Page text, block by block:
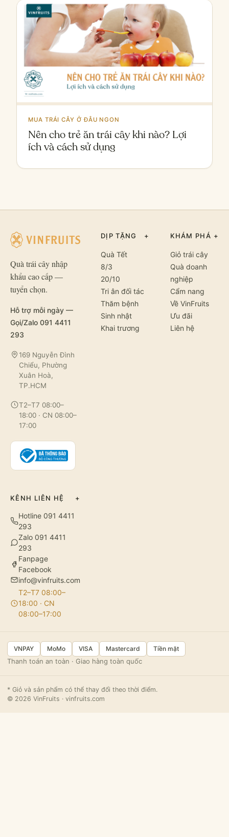
MUA TRÁI CÂY Ở ĐÂU NGON
Nên cho trẻ ăn trái cây khi nào? Lợi
ích và cách sử dụng
Quà trái cây nhập
khẩu cao cấp —
tuyển chọn.
Hỗ trợ mỗi ngày —
Gọi/Zalo 091 4411
293
169 Nguyễn Đình
Chiểu, Phường
Xuân Hoà,
TP.HCM
T2–T7 08:00–
18:00 · CN 08:00–
17:00
DỊP TẶNG +
Quà Tết
8/3
20/10
Tri ân đối tác
Thăm bệnh
Sinh nhật
Khai trương
KHÁM PHÁ +
Giỏ trái cây
Quà doanh
nghiệp
Cẩm nang
Về VinFruits
Ưu đãi
Liên hệ
KÊNH LIÊN HỆ +
Hotline 091 4411
293
Zalo 091 4411
293
Fanpage
Facebook
info@vinfruits.com
T2–T7 08:00–
18:00 · CN
08:00–17:00
VNPAY MoMo VISA Mastercard Tiền mặt
Thanh toán an toàn · Giao hàng toàn quốc
* Giỏ và sản phẩm có thể thay đổi theo thời điểm.
© 2026 VinFruits · vinfruits.com